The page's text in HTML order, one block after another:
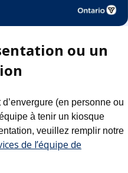
ou un
(en personne ou
à tenir un kiosque
veuillez remplir notre
de l’équipe de